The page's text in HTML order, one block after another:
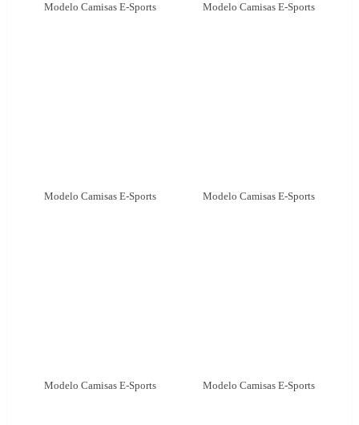
Modelo Camisas E-Sports Modelo Camisas E-Sports
Modelo Camisas E-Sports Modelo Camisas E-Sports
Modelo Camisas E-Sports Modelo Camisas E-Sports